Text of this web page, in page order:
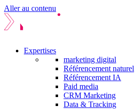
Aller au contenu
Expertises
marketing digital
Référencement naturel
Référencement IA
Paid media
CRM Marketing
Data & Tracking